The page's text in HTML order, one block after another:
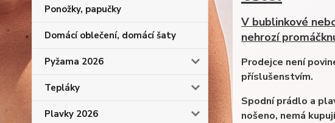
Ponožky, papučky
Domácí oblečení, domácí šaty
Pyžama 2026
Tepláky
Plavky 2026
V bublinkové
nehrozí
Prodejce není
příslušenstvím.
Spodní prádlo a
nošeno, nemá